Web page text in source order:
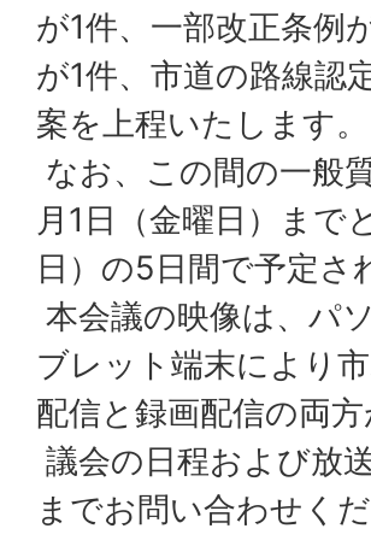
が1件、一部改正条例
が1件、市道の路線認
案を上程いたします。
なお、この間の一般
月1日（金曜日）まで
日）の5日間で予定さ
本会議の映像は、パ
ブレット端末により
配信と録画配信の両
議会の日程および放
までお問い合わせくだ